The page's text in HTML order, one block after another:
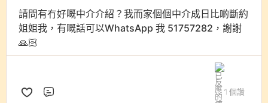
請問有冇好嘅中介介紹？我而家個個中介成日比啲斷約
姐姐我，有嘅話可以WhatsApp 我 51757282，謝謝
🙏🏻
1 個讚